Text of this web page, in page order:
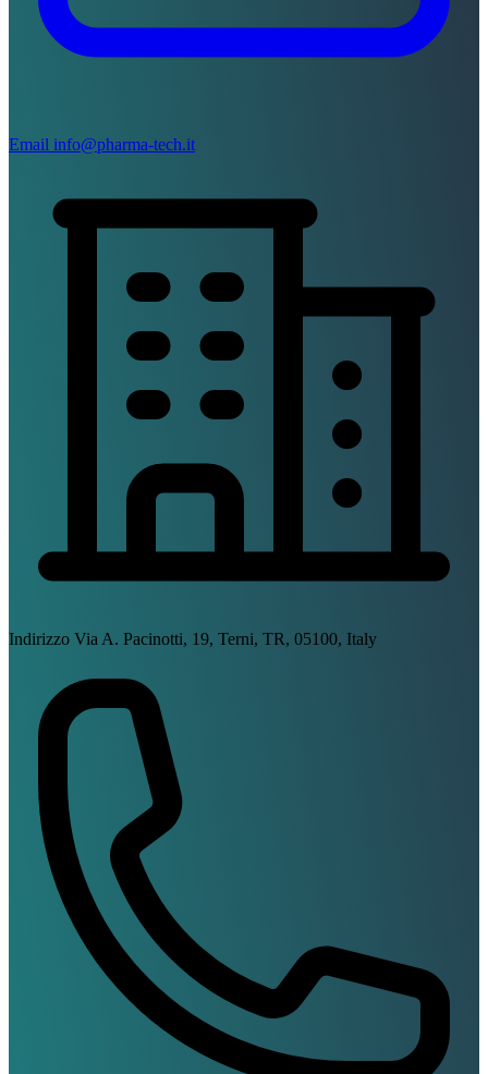
Email info@pharma-tech.it
Indirizzo Via A. Pacinotti, 19, Terni, TR, 05100, Italy